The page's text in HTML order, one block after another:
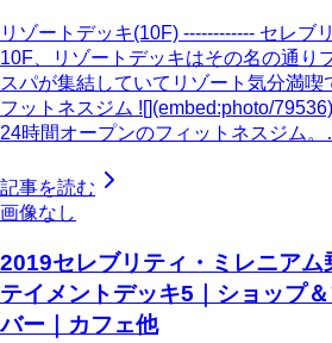
リゾートデッキ(10F) ------------ セレブ
10F、リゾートデッキはその名の通り
スパが集結していてリゾート気分満
フットネスジム ![](embed:photo/
24時間オープンのフィットネスジム
記事を読む
画像なし
2019セレブリティ・ミレニアム
テイメントデッキ5｜ショップ
バー｜カフェ他